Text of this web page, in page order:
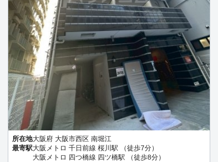
所在地大阪府 大阪市西区 南堀江
最寄駅大阪メトロ 千日前線 桜川駅 （徒歩7分）
大阪メトロ 四つ橋線 四ツ橋駅 （徒歩8分）